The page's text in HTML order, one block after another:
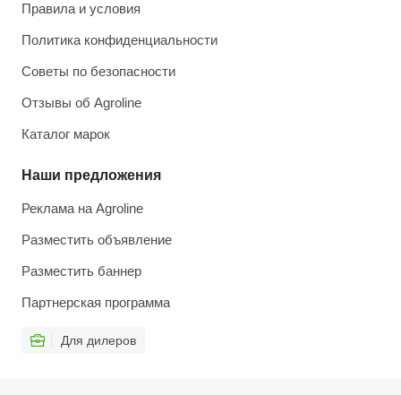
Правила и условия
Политика конфиденциальности
Советы по безопасности
Отзывы об Agroline
Каталог марок
Наши предложения
Реклама на Agroline
Разместить объявление
Разместить баннер
Партнерская программа
Для дилеров